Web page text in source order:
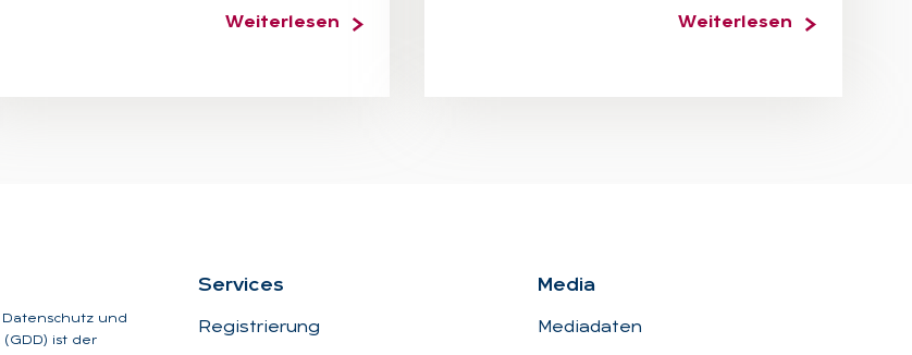
Weiterlesen Weiterlesen
Datenschutz und
(GDD) ist der
Ser­vices
Registrierung
Me­dia
Mediadaten